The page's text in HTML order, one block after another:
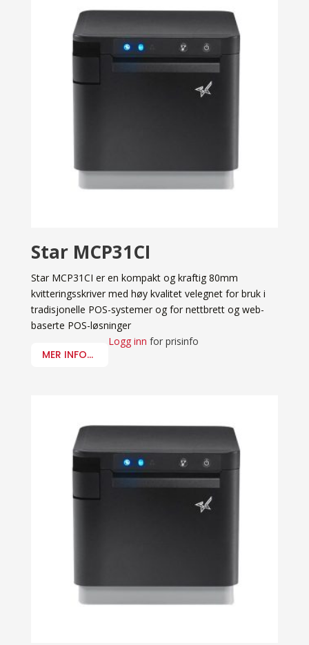
Star MCP31CI
Star MCP31CI er en kompakt og kraftig 80mm
kvitteringsskriver med høy kvalitet velegnet for bruk i
tradisjonelle POS-systemer og for nettbrett og web-
baserte POS-løsninger
MER INFO...
Logg inn for prisinfo